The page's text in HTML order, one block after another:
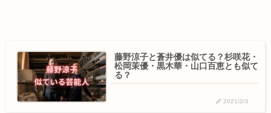
藤野涼子と蒼井優は似てる？杉咲花・
松岡茉優・黒木華・山口百恵とも似て
る？
2021/2/3